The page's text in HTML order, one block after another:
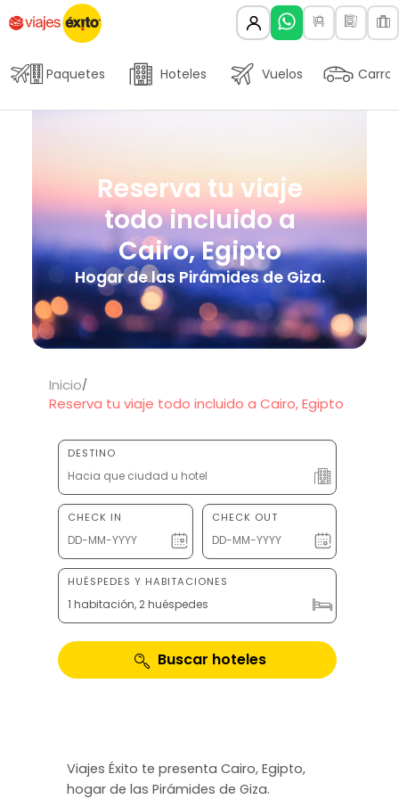
Paquetes Hoteles Vuelos Carros
Reserva tu viaje
todo incluido a
Cairo, Egipto
Hogar de las Pirámides de Giza.
Inicio
Reserva tu viaje todo incluido a Cairo, Egipto
DESTINO
CHECK IN CHECK OUT
HUÉSPEDES Y HABITACIONES
1 habitación, 2 huéspedes
Buscar hoteles
Viajes Éxito te presenta Cairo, Egipto,
hogar de las Pirámides de Giza.